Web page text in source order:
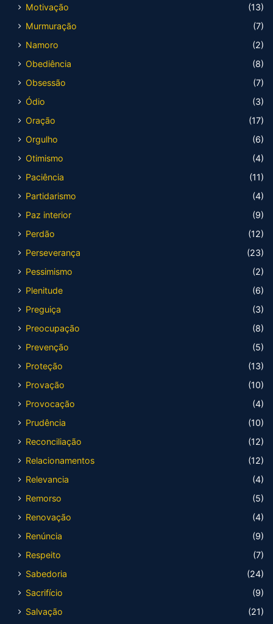
Motivação
(13)
Murmuração
(7)
Namoro
(2)
Obediência
(8)
Obsessão
(7)
Ódio
(3)
Oração
(17)
Orgulho
(6)
Otimismo
(4)
Paciência
(11)
Partidarismo
(4)
Paz interior
(9)
Perdão
(12)
Perseverança
(23)
Pessimismo
(2)
Plenitude
(6)
Preguiça
(3)
Preocupação
(8)
Prevenção
(5)
Proteção
(13)
Provação
(10)
Provocação
(4)
Prudência
(10)
Reconciliação
(12)
Relacionamentos
(12)
Relevancia
(4)
Remorso
(5)
Renovação
(4)
Renúncia
(9)
Respeito
(7)
Sabedoria
(24)
Sacrifício
(9)
Salvação
(21)